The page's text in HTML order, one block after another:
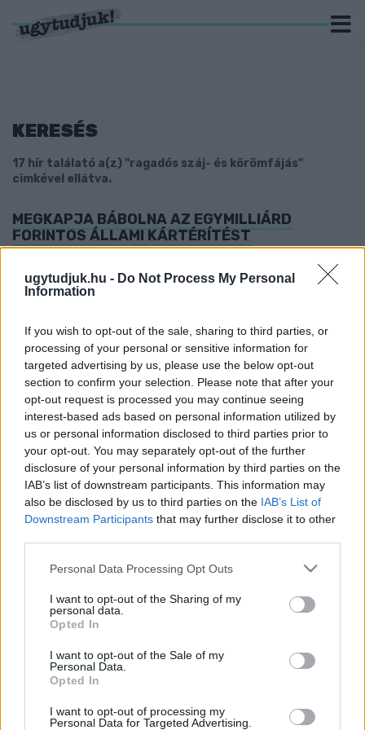
ugytudjuk.hu - Do Not Process My Personal
Information
If you wish to opt-out of the sale, sharing to third parties, or
processing of your personal or sensitive information for
targeted advertising by us, please use the below opt-out
section to confirm your selection. Please note that after your
opt-out request is processed you may continue seeing
interest-based ads based on personal information utilized by
us or personal information disclosed to third parties prior to
your opt-out. You may separately opt-out of the further
disclosure of your personal information by third parties on the
IAB’s list of downstream participants. This information may
also be disclosed by us to third parties on the IAB’s List of
Downstream Participants that may further disclose it to other
Please note that this website/app uses one or more Google
not limited to your visit or usage behaviour. You may click to
grant or deny consent to Google and its third-party tags to
use your data for below specified purposes in below Google
consent section.
Personal Data Processing Opt Outs
I want to opt-out of the Sharing of my
personal data.
Opted In
I want to opt-out of the Sale of my
Personal Data.
Opted In
I want to opt-out of processing my
Personal Data for Targeted Advertising.
KERESÉS
17 hír találató a(z) "ragadós száj- és körömfájás"
cimkével ellátva.
MEGKAPJA BÁBOLNA AZ EGYMILLIÁRD
FORINTOS ÁLLAMI KÁRTÉRÍTÉST
A település területén elhantolt állati tetemekért cserébe
fejlesztési pénz érkezik a kasszába.
UTÁNI A KÁRTÉRÍTÉSBŐL IS KIMARAD
2025. augusztus. 15. 15:45
Állattartóknak milliárdok, a dögtemetőnek semmi.
NAGY ISTVÁN SZERINT A KORMÁNY ELENGEDTE
BÁBOLNA KEZÉT
2025. július. 25. 10:02
Egy másik posztjában viszont mindent megígért a gazdáknak.
Erdélyben.
„A MEZŐGAZDASÁG DÖGTEMETŐJE LETTÜNK”
- TOVÁBBRA SINCS NYUGALOM BÁBOLNÁN
Lázár János jött, pénzt ígért, majd eltűnt.
NEM JELENTHETŐ KI EGYÉRTELMŰEN, HOGY
FERTŐZÖTT ÁLLATI TETEMEKET!
2025. Április. 23. 16:24
a zárt ajtók mögött tartott szakmai értekezleten.
RÁBAPORDÁNYRÓL A 60 KILOMÉTERRE FEKVŐ
KÖRÖMFÁJÁSSAL FERTŐZÖTT, LEÖLT